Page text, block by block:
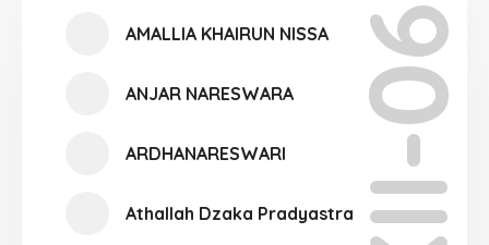
XII-06
AMALLIA KHAIRUN NISSA
ANJAR NARESWARA
ARDHANARESWARI
Athallah Dzaka Pradyastra